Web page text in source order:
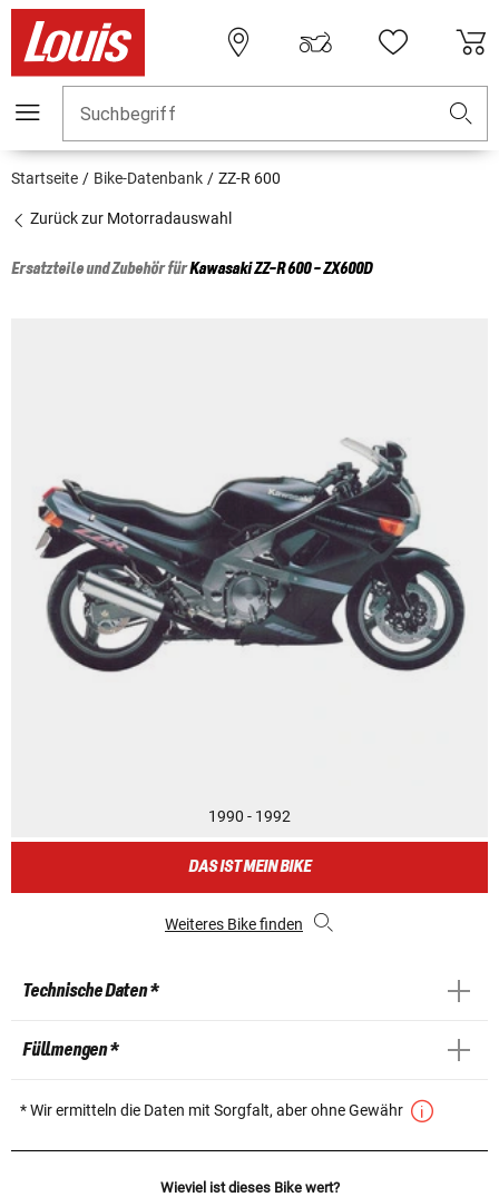
Suchbegriff
Startseite Bike-Datenbank ZZ-R 600
Zurück zur Motorradauswahl
Ersatzteile und Zubehör fürKawasakiZZ-R 600 - ZX600D
1990 - 1992
DAS IST MEIN BIKE
Weiteres Bike finden
Technische Daten *
Füllmengen *
* Wir ermitteln die Daten mit Sorgfalt, aber ohne Gewähr
Wieviel ist dieses Bike wert?